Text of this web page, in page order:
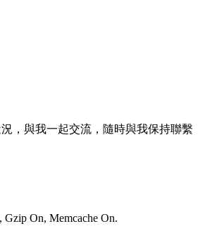
，與我一起交流，隨時與我保持聯繫
Gzip On, Memcache On.